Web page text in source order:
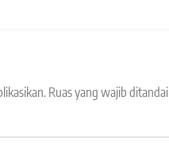
Ruas yang wajib ditandai